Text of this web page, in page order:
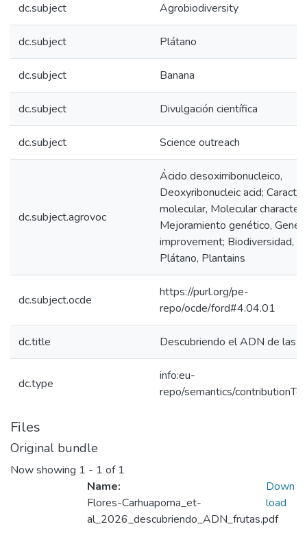
dc.subject Agrobiodiversity
dc.subject Plátano
dc.subject Banana
dc.subject Divulgación científica
dc.subject Science outreach
dc.subject.agrovoc
Ácido desoxirribonucleico,
Deoxyribonucleic acid;
molecular, Molecular
Mejoramiento genético,
improvement; Biodiversidad,
Plátano, Plantains
dc.subject.ocde
https://purl.org/pe-
repo/ocde/ford#4.04.01
dc.title Descubriendo el ADN de las
dc.type
info:eu-
repo/semantics/
Files
Original bundle
Now showing 1 - 1 of 1
Name:
Flores-Carhuapoma_et-
al_2026_descubriendo_ADN_frutas.pdf
Down
load